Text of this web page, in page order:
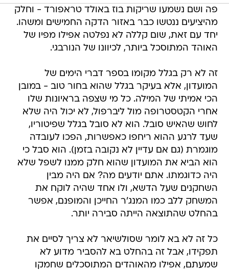
פה ושם נשמעו שריקות בוז באולד טראפורד - וחלק
מהיציעים ננטשו כבר באזור הדקה החמישים ומשהו.
יחד עם זאת, שום קללה לא נפלטה אפילו מפיו של
האוהד המתוסכל ביותר, לכיוונו של הנורבגי.
זה לא רק בגלל מקומו בספר דברי הימים של
המועדון, אלא בעיקר בגלל שהוא בחור טוב - במובן
הכי אמיתי של המילה. כל מי שצפה בראיונות שלו
אחרי הקטסטרופה מול ליברפול, לא יכול היה שלא
לחוש שהאיש סובל. הוא לא סובל בגלל שפיטוריו,
שעד לרגע ההוא ריחפו כאפשרות, הפכו לעובדה
מוגמרת (גם אם עדיין לא נקובה בזמן). הוא סבל כי
הוא הביא את המועדון שהוא חלק ממנו לשפל שלא
היה כדוגמתו. אתם יודעים מה? אם היה מבין
השחקנים שעל הדשא, ולו אחד שהיה לוקח את
המשחק ללב כמו המנג'ר החייכן והמופנם, אפשר
בהחלט שהתוצאה הייתה סבירה יותר.
כל זה לא בא לומר שסולשיאר לא צריך לסיים את
תפקידו, אבל זה בהחלט בא להסביר מדוע לא
שמעתם, אפילו מהאוהדים המתוסכלים שחמקו